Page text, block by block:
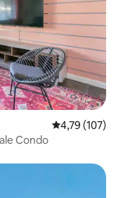
4,79 av 5 i
4,79 (107)
Condo